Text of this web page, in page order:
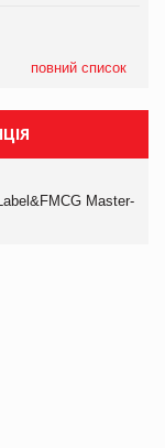
повний список
Master-